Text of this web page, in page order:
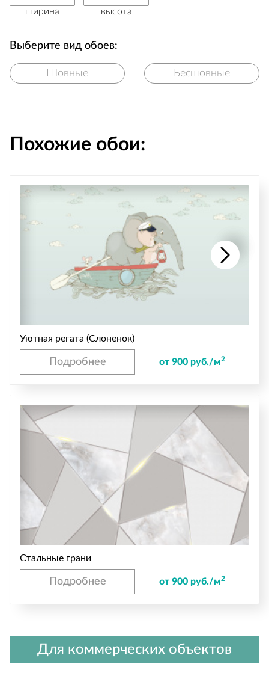
ширина высота
Выберите вид обоев:
Шовные Бесшовные
Похожие обои:
Уютная регата (Слоненок)
Подробнее от 900 руб./м2
Стальные грани
Подробнее от 900 руб./м2
Для коммерческих объектов